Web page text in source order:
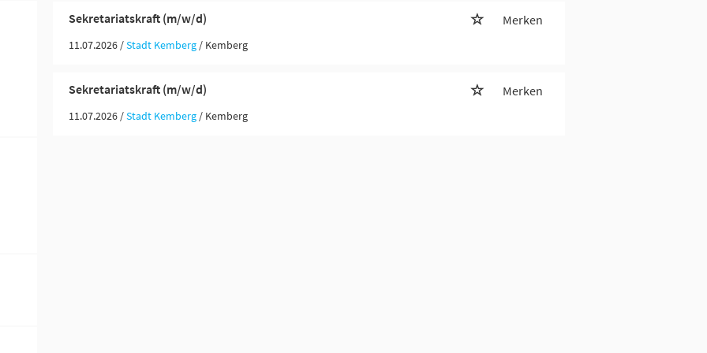
Sekretariatskraft (m/w/d) Merken
11.07.2026 /Stadt Kemberg / Kemberg
Sekretariatskraft (m/w/d) Merken
11.07.2026 /Stadt Kemberg / Kemberg